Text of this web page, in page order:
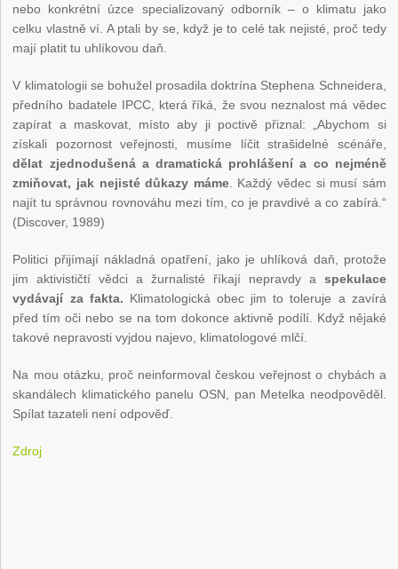
nebo konkrétní úzce specializovaný odborník – o klimatu jako
celku vlastně ví. A ptali by se, když je to celé tak nejisté, proč tedy
mají platit tu uhlíkovou daň.
V klimatologii se bohužel prosadila doktrína Stephena Schneidera,
předního badatele IPCC, která říká, že svou neznalost má vědec
zapírat a maskovat, místo aby ji poctivě přiznal: „Abychom si
získali pozornost veřejnosti, musíme líčit strašidelné scénáře,
dělat zjednodušená a dramatická prohlášení a co nejméně
zmiňovat, jak nejisté důkazy máme. Každý vědec si musí sám
najít tu správnou rovnováhu mezi tím, co je pravdivé a co zabírá.“
(Discover, 1989)
Politici přijímají nákladná opatření, jako je uhlíková daň, protože
jim aktivističtí vědci a žurnalisté říkají nepravdy a spekulace
vydávají za fakta. Klimatologická obec jim to toleruje a zavírá
před tím oči nebo se na tom dokonce aktivně podílí. Když nějaké
takové nepravosti vyjdou najevo, klimatologové mlčí.
Na mou otázku, proč neinformoval českou veřejnost o chybách a
skandálech klimatického panelu OSN, pan Metelka neodpověděl.
Spílat tazateli není odpověď.
Zdroj